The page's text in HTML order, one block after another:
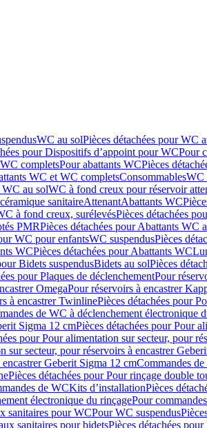
WC au solPièces détachées pour WC
pour Dispositifs d’appoint pour WCPour
completsPour abattants WCPièces
WC et WC completsConsommablesWC
WC au solWC à fond creux pour réservoir
sanitaireAttenantAbattants WC
à fond creux, surélevésPièces détachées
PMRPièces détachées pour Abattants WC
WC pour enfantsWC suspendusPièces
WCPièces détachées pour Abattants WC
Bidets suspendusBidets au solPièces
pour Plaques de déclenchementPour
OmegaPour réservoirs à encastrer
à encastrer TwinlinePièces détachées pour
de WC à déclenchement électronique
Sigma 12 cmPièces détachées pour Pour
pour Pour alimentation sur secteur, pour
sur secteur, pour réservoirs à encastrer
Geberit Sigma 12 cmCommandes
Pièces détachées pour Pour rinçage double
de WCKits d’installationPièces
électronique du rinçagePour
sanitaires pour WCPour WC suspendus
sanitaires pour bidetsPièces détachées